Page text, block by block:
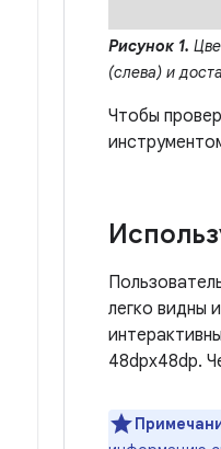
Рисунок 1.
(слева) и
Чтобы
легко видны
48dpx48dp.